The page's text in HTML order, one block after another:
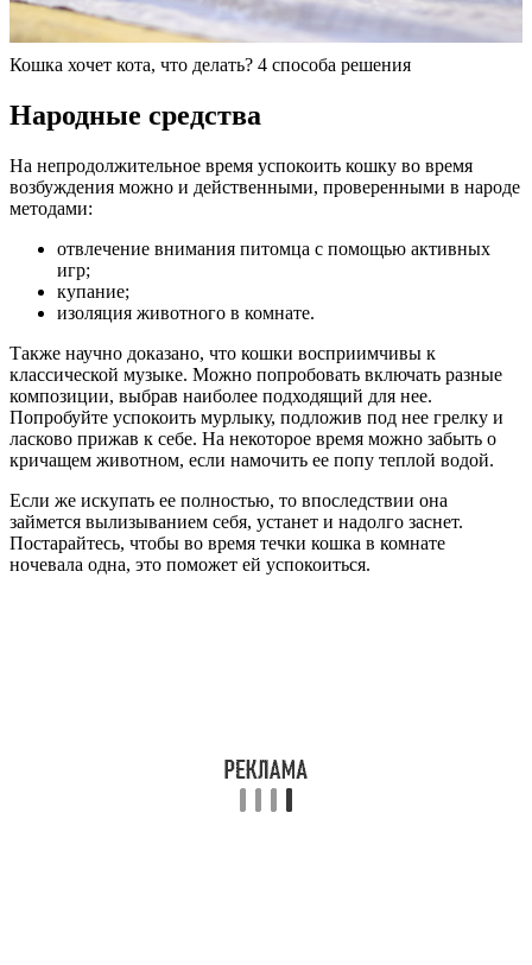
Кошка хочет кота, что делать? 4 способа решения
Народные средства
На непродолжительное время успокоить кошку во время
возбуждения можно и действенными, проверенными в народе
методами:
отвлечение внимания питомца с помощью активных
игр;
купание;
изоляция животного в комнате.
Также научно доказано, что кошки восприимчивы к
классической музыке. Можно попробовать включать разные
композиции, выбрав наиболее подходящий для нее.
Попробуйте успокоить мурлыку, подложив под нее грелку и
ласково прижав к себе. На некоторое время можно забыть о
кричащем животном, если намочить ее попу теплой водой.
Если же искупать ее полностью, то впоследствии она
займется вылизыванием себя, устанет и надолго заснет.
Постарайтесь, чтобы во время течки кошка в комнате
ночевала одна, это поможет ей успокоиться.